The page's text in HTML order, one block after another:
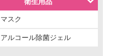
マスク
アルコール除菌ジェル